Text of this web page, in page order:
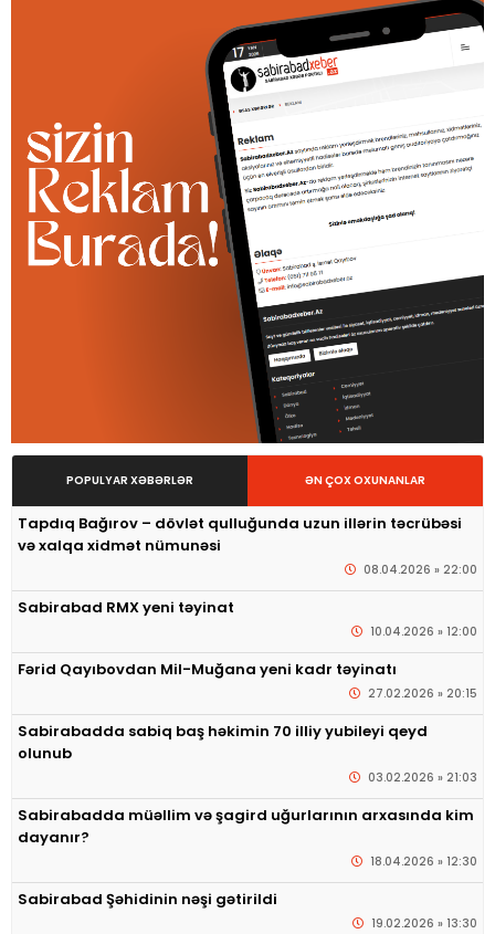
POPULYAR XƏBƏRLƏR ƏN ÇOX OXUNANLAR
Tapdıq Bağırov – dövlət qulluğunda uzun illərin təcrübəsi
və xalqa xidmət nümunəsi
08.04.2026 » 22:00
Sabirabad RMX yeni təyinat
10.04.2026 » 12:00
Fərid Qayıbovdan Mil-Muğana yeni kadr təyinatı
27.02.2026 » 20:15
Sabirabadda sabiq baş həkimin 70 illiy yubileyi qeyd
olunub
03.02.2026 » 21:03
Sabirabadda müəllim və şagird uğurlarının arxasında kim
dayanır?
18.04.2026 » 12:30
Sabirabad Şəhidinin nəşi gətirildi
19.02.2026 » 13:30